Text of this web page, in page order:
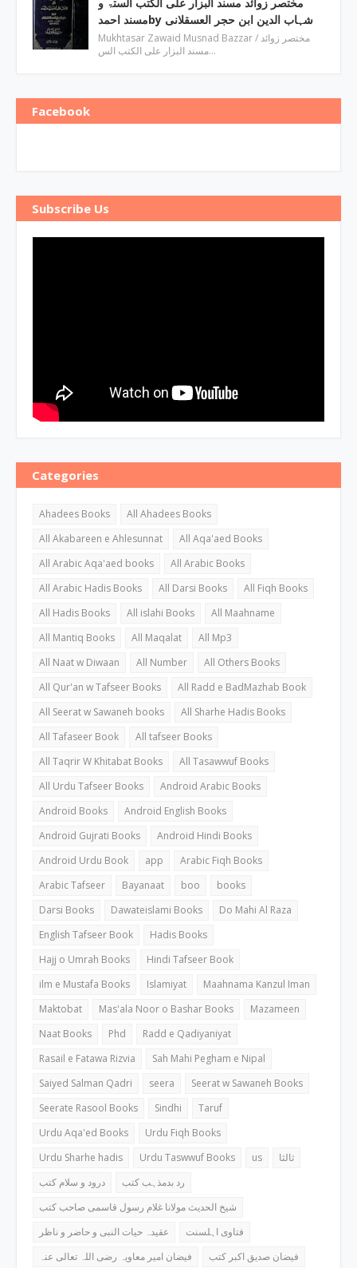
مسند احمدby ‎شہاب الدین ابن حجر العسقلانی
Mukhtasar Zawaid Musnad Bazzar ‎/ مختصر زوائد
مسند البزار علی الکتب الس…
Facebook
Subscribe Us
Categories
Ahadees Books
All Ahadees Books
All Akabareen e Ahlesunnat
All Aqa'aed Books
All Arabic Aqa'aed books
All Arabic Books
All Arabic Hadis Books
All Darsi Books
All Fiqh Books
All Hadis Books
All islahi Books
All Maahname
All Mantiq Books
All Maqalat
All Mp3
All Naat w Diwaan
All Number
All Others Books
All Qur'an w Tafseer Books
All Radd e BadMazhab Book
All Seerat w Sawaneh books
All Sharhe Hadis Books
All Tafaseer Book
All tafseer Books
All Taqrir W Khitabat Books
All Tasawwuf Books
All Urdu Tafseer Books
Android Arabic Books
Android Books
Android English Books
Android Gujrati Books
Android Hindi Books
Android Urdu Book
app
Arabic Fiqh Books
Arabic Tafseer
Bayanaat boo
books
Darsi Books
Dawateislami Books
Do Mahi Al Raza
English Tafseer Book
Hadis Books
Hajj o Umrah Books
Hindi Tafseer Book
ilm e Mustafa Books
Islamiyat
Maahnama Kanzul Iman
Maktobat
Mas'ala Noor o Bashar Books
Mazameen
Naat Books
Phd
Radd e Qadiyaniyat
Rasail e Fatawa Rizvia
Sah Mahi Pegham e Nipal
Saiyed Salman Qadri
seera
Seerat w Sawaneh Books
Seerate Rasool Books
Sindhi
Taruf
Urdu Aqa'ed Books
Urdu Fiqh Books
Urdu Sharhe hadis
Urdu Taswwuf Books us
ثالثا
درود و سلام کتب
رد بدمذہب کتب
شیخ الحدیث مولانا غلام رسول قاسمی صاحب کتب
عقیدہ حیات النبی و حاضر و ناظر
فتاوی اہلسنت
فیضان امیر معاویہ رضی اللہ تعالی عنہ
فیضان صدیق اکبر کتب